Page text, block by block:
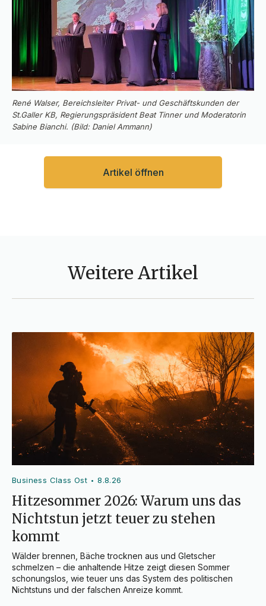
René Walser, Bereichsleiter Privat- und Geschäftskunden der
St.Galler KB, Regierungspräsident Beat Tinner und Moderatorin
Sabine Bianchi. (Bild: Daniel Ammann)
Artikel öffnen
Weitere Artikel
Business Class Ost •8.8.26
Hitzesommer 2026: Warum uns das
Nichtstun jetzt teuer zu stehen
kommt
Wälder brennen, Bäche trocknen aus und Gletscher
schmelzen – die anhaltende Hitze zeigt diesen Sommer
schonungslos, wie teuer uns das System des politischen
Nichtstuns und der falschen Anreize kommt.